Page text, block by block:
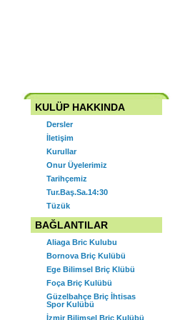
KULÜP HAKKINDA
Dersler
İletişim
Kurullar
Onur Üyelerimiz
Tarihçemiz
Tur.Baş.Sa.14:30
Tüzük
BAĞLANTILAR
Aliaga Bric Kulubu
Bornova Briç Kulübü
Ege Bilimsel Briç Klübü
Foça Briç Kulübü
Güzelbahçe Briç İhtisas
Spor Kulübü
İzmir Bilimsel Briç Kulübü